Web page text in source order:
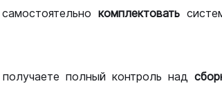
комплектовать
полный контроль над